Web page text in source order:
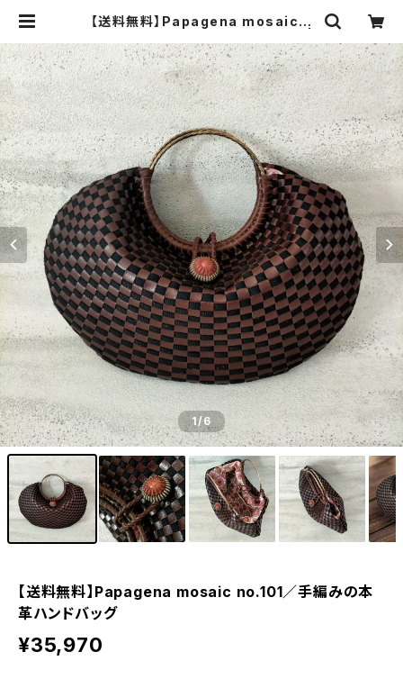
【送料無料】Papagena mosaic n
sunao 革の手仕事 ハンドメイドバ
ッグ スナオ
1/6
【送料無料】Papagena mosaic no.101／手編みの本
革ハンドバッグ
¥35,970